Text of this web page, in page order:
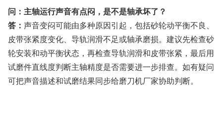
问：主轴运行声音有点闷，是不是轴承坏了？
答： 声音变闷可能由多种原因引起，包括砂轮动平衡不良、
皮带张紧度变化、导轨润滑不足或轴承磨损。建议先检查砂
轮安装和动平衡状态，再检查导轨润滑和皮带张紧，最后用
试磨件直线度判断主轴精度是否需要进一步排查。如有疑问
可把声音描述和试磨结果同步给磨刀机厂家协助判断。